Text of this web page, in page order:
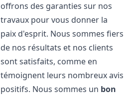
offrons des garanties sur nos
travaux pour vous donner la
paix d'esprit. Nous sommes fiers
de nos résultats et nos clients
sont satisfaits, comme en
témoignent leurs nombreux avis
positifs. Nous sommes un bon